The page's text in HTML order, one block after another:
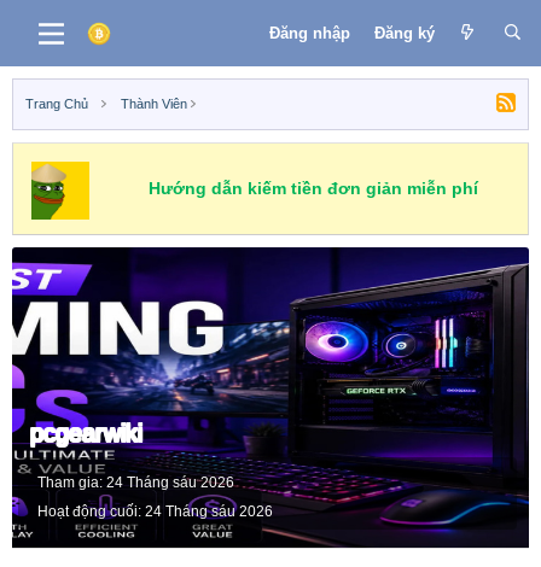
Đăng nhập Đăng ký
Trang Chủ Thành Viên
Hướng dẫn kiếm tiền đơn giản miễn phí
pcgearwiki
Tham gia 24 Tháng sáu 2026
Hoạt động cuối 24 Tháng sáu 2026